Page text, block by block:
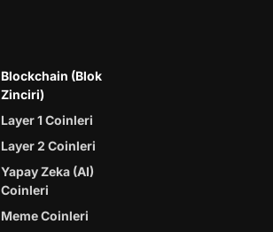
Blockchain (Blok
Zinciri)
Layer 1 Coinleri
Layer 2 Coinleri
Yapay Zeka (AI)
Coinleri
Meme Coinleri